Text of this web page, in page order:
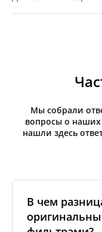
Мы собрали
вопросы о наших
нашли здесь
В чем